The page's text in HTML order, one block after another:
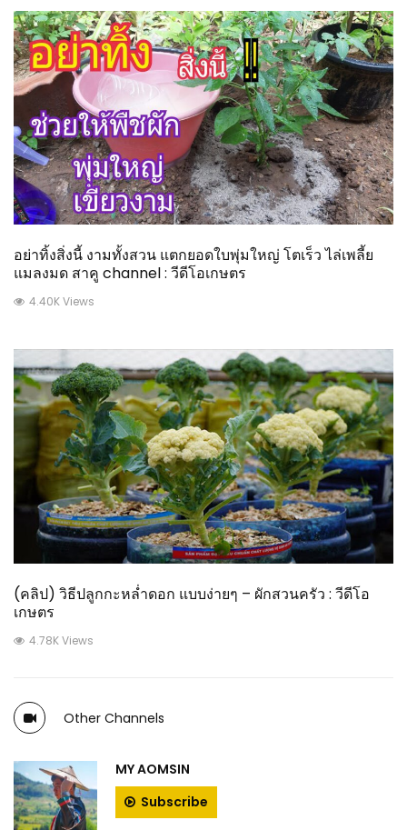
อย่าทิ้งสิ่งนี้ งามทั้งสวน แตกยอดใบพุ่มใหญ่ โตเร็ว ไล่เพลี้ย
แมลงมด สาคู channel : วีดีโอเกษตร
4.40K Views
(คลิป) วิธีปลูกกะหล่ำดอก แบบง่ายๆ – ผักสวนครัว : วีดีโอ
เกษตร
4.78K Views
Other Channels
MY AOMSIN
Subscribe